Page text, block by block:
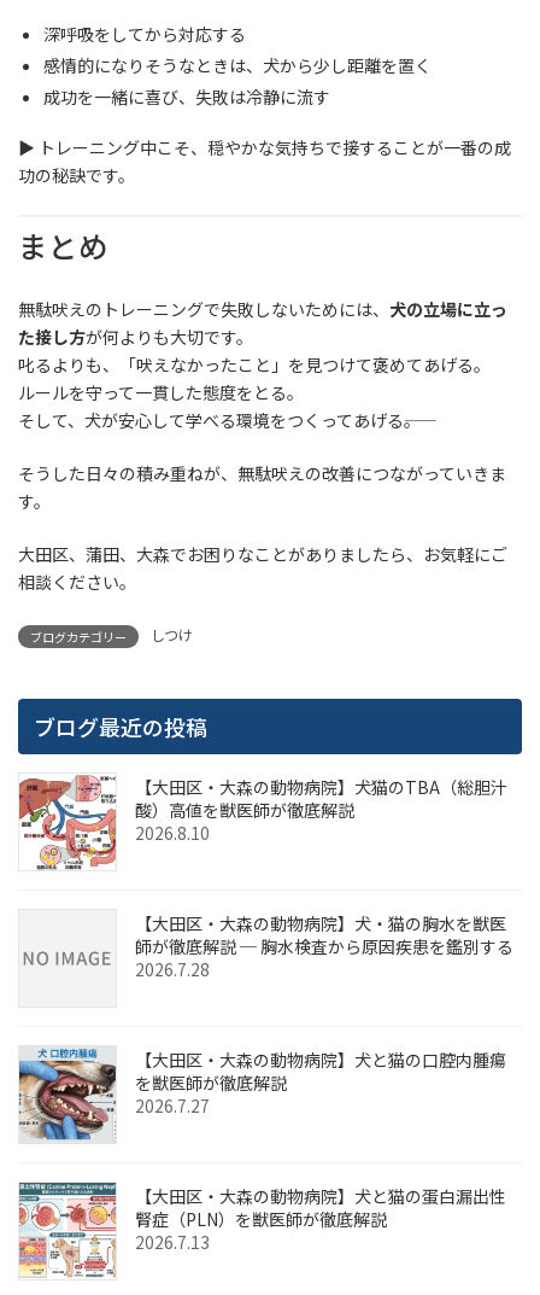
深呼吸をしてから対応する
感情的になりそうなときは、犬から少し距離を置く
成功を一緒に喜び、失敗は冷静に流す
▶ トレーニング中こそ、穏やかな気持ちで接することが一番の成
功の秘訣です。
まとめ
無駄吠えのトレーニングで失敗しないためには、 犬の立場に立っ
た接し方が何よりも大切です。
叱るよりも、「吠えなかったこと」を見つけて褒めてあげる。
ルールを守って一貫した態度をとる。
そして、犬が安心して学べる環境をつくってあげる――。
そうした日々の積み重ねが、無駄吠えの改善につながっていきま
す。
大田区、蒲田、大森でお困りなことがありましたら、お気軽にご
相談ください。
ブログカテゴリー しつけ
ブログ最近の投稿
【大田区・大森の動物病院】犬猫のTBA（総胆汁
酸）高値を獣医師が徹底解説
2026.8.10
【大田区・大森の動物病院】犬・猫の胸水を獣医
師が徹底解説 ─ 胸水検査から原因疾患を鑑別する
2026.7.28
【大田区・大森の動物病院】犬と猫の口腔内腫瘍
を獣医師が徹底解説
2026.7.27
【大田区・大森の動物病院】犬と猫の蛋白漏出性
腎症（PLN）を獣医師が徹底解説
2026.7.13